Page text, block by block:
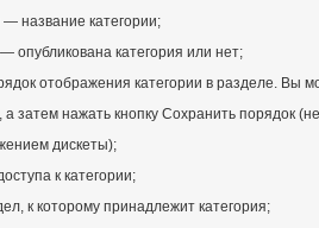
название категории;
опубликована категория или нет;
отображения категории в разделе. Вы
а затем нажать кнопку Сохранить порядок
дискеты);
к категории;
к которому принадлежит категория;